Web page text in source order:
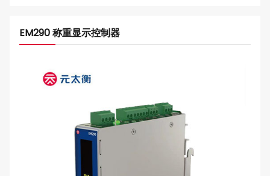
EM290 称重显示控制器